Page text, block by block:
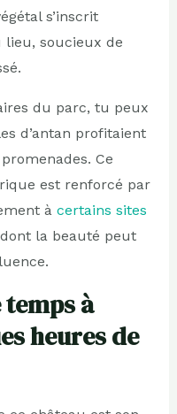
s’inscrit
lieu, soucieux de
du parc, tu peux
d’antan profitaient
Ce
est renforcé par
à certains sites
dont la beauté peut
temps à
heures de